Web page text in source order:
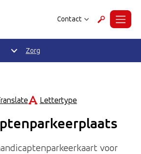
Contact ZoekenMenu
Zorg
Lettertype
voor